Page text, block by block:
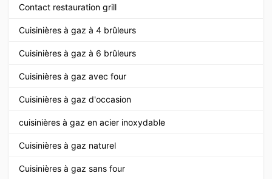
Contact restauration grill
Cuisinières à gaz à 4 brûleurs
Cuisinières à gaz à 6 brûleurs
Cuisinières à gaz avec four
Cuisinières à gaz d'occasion
cuisinières à gaz en acier inoxydable
Cuisinières à gaz naturel
Cuisinières à gaz sans four